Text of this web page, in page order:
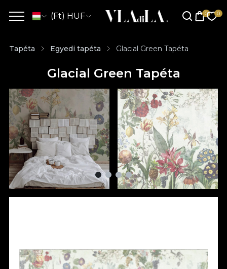
(Ft) HUF
Tapéta Egyedi tapéta Glacial Green Tapéta
Glacial Green Tapéta